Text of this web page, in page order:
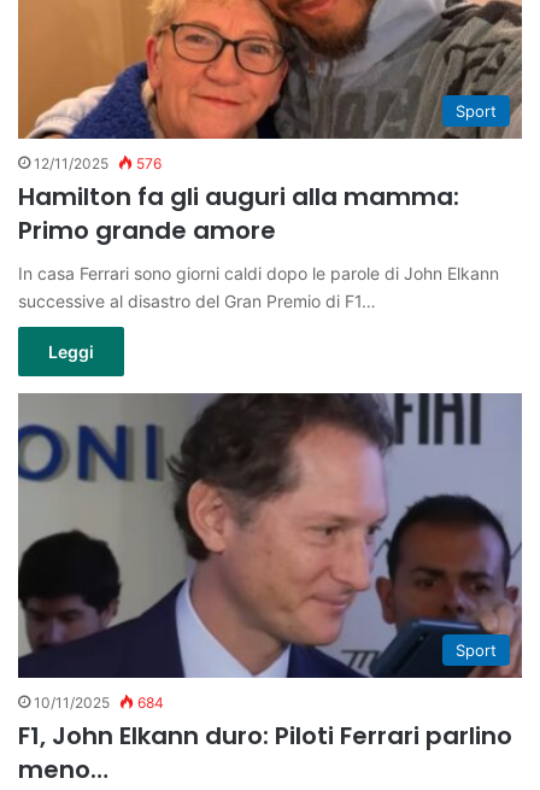
Sport
12/11/2025 576
Hamilton fa gli auguri alla mamma:
Primo grande amore
In casa Ferrari sono giorni caldi dopo le parole di John Elkann
successive al disastro del Gran Premio di F1…
Leggi
Sport
10/11/2025 684
F1, John Elkann duro: Piloti Ferrari parlino
meno…